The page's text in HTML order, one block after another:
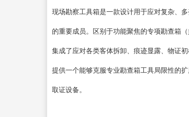
现场勘察工具箱是一款设计用于应对复杂、
的重要成员。区别于功能聚焦的专项勘查箱
集成了应对各类客体拆卸、痕迹显露、物证
提供一个能够克服专业勘查箱工具局限性的
取证设备。